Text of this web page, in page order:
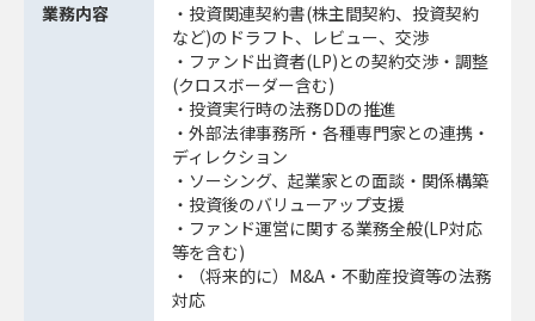
業務内容
・投資関連契約書(株主間契約、投資契約
など)のドラフト、レビュー、交渉
・ファンド出資者(LP)との契約交渉・調整
(クロスボーダー含む)
・投資実行時の法務DDの推進
・外部法律事務所・各種専門家との連携・
ディレクション
・ソーシング、起業家との面談・関係構築
・投資後のバリューアップ支援
・ファンド運営に関する業務全般(LP対応
等を含む)
・（将来的に）M&A・不動産投資等の法務
対応